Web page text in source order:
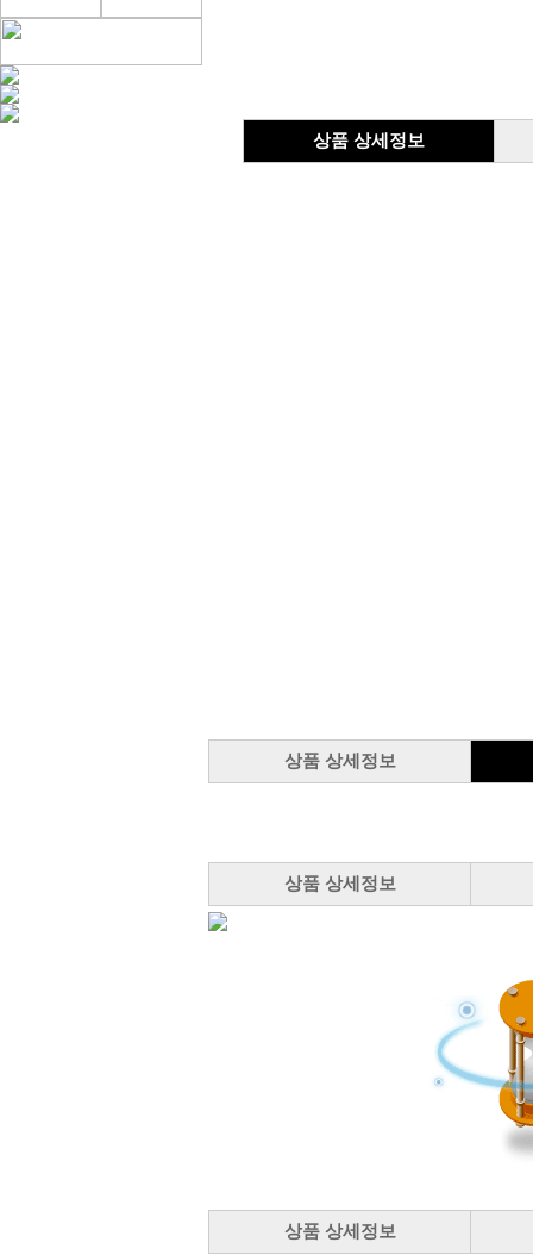
상품 상세정보
상품 상세정보
상품 상세정보
상품 상세정보